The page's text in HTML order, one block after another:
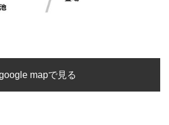
mapで見る